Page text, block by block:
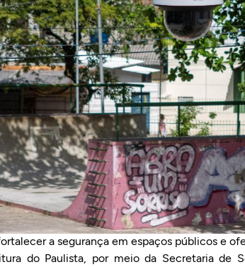
a segurança em espaços públicos e
do Paulista, por meio da Secretaria de